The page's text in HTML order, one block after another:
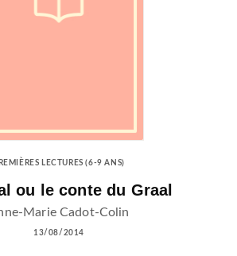
LECTURES (6-9 ANS)
ou le conte du Graal
Marie Cadot-Colin
13/08/2014